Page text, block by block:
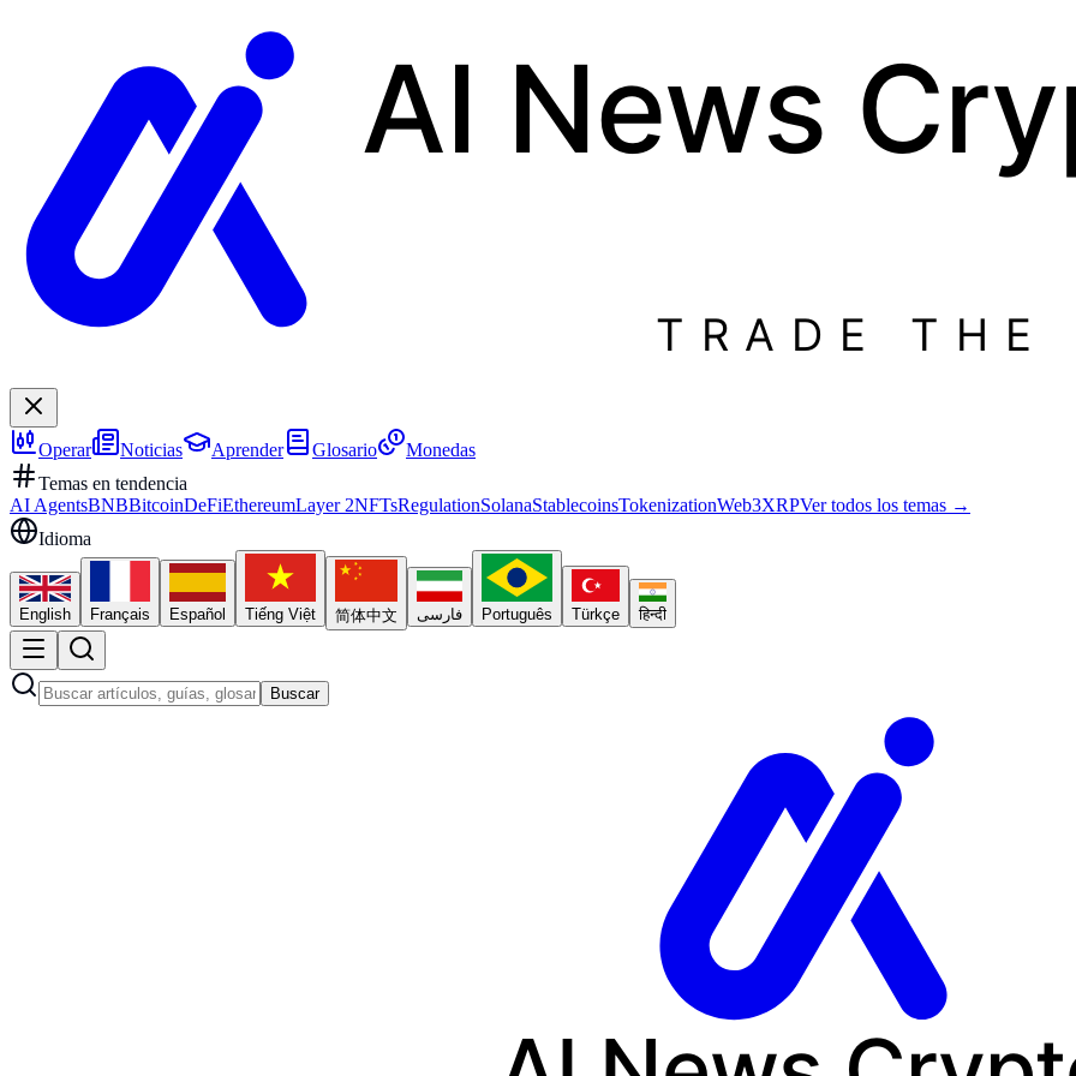
AI News
TRADE THE
Operar Noticias Aprender Glosario
Monedas
Temas en tendencia
AI AgentsBNBBitcoinDeFiEthereumLayer 2NFTsRegulationSolanaStablecoinsTokenizationWeb3XRPVer todos los temas →
Idioma
English Français Español Tiếng Việt 简体中文 فارسی Português Türkçe हिन्दी
Buscar